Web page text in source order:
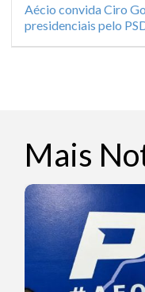
Aécio convida Ciro
presidenciais pelo
Mais